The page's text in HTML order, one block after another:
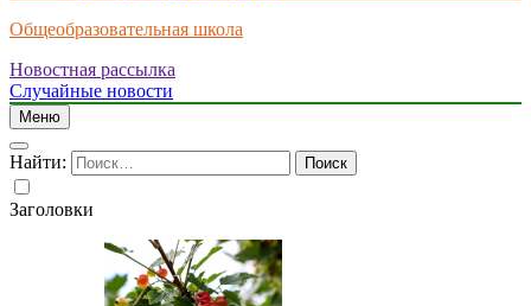
Общеобразовательная школа
Новостная рассылка
Случайные новости
Меню
Найти:
Заголовки